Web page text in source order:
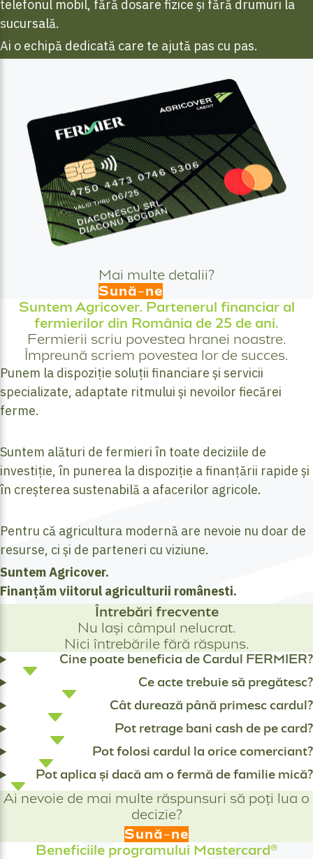
telefonul mobil, fără dosare fizice și fără drumuri la
sucursală.
Ai o echipă dedicată care te ajută pas cu pas.
Mai multe detalii?
Sună-ne
Suntem Agricover. Partenerul financiar al
fermierilor din România de 25 de ani.
Fermierii scriu povestea hranei noastre.
Împreună scriem povestea lor de succes.
Punem la dispoziție soluții financiare și servicii
specializate, adaptate ritmului și nevoilor fiecărei
ferme.
Suntem alături de fermieri în toate deciziile de
investiție, în punerea la dispoziție a finanțării rapide și
în creșterea sustenabilă a afacerilor agricole.
Pentru că agricultura modernă are nevoie nu doar de
resurse, ci și de parteneri cu viziune.
Suntem Agricover.
Finanțăm viitorul agriculturii românesti.
Întrebări frecvente
Nu lași câmpul nelucrat.
Nici întrebările fără răspuns.
Cine poate beneficia de Cardul FERMIER?
Ce acte trebuie să pregătesc?
Cât durează până primesc cardul?
Pot retrage bani cash de pe card?
Pot folosi cardul la orice comerciant?
Pot aplica și dacă am o fermă de familie mică?
Ai nevoie de mai multe răspunsuri să poți lua o
decizie?
Sună-ne
Beneficiile programului Mastercard®